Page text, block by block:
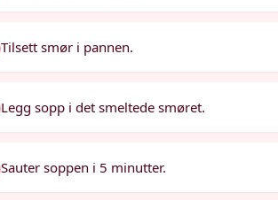
Tilsett smør i pannen.
Legg sopp i det smeltede smøret.
Sauter soppen i 5 minutter.